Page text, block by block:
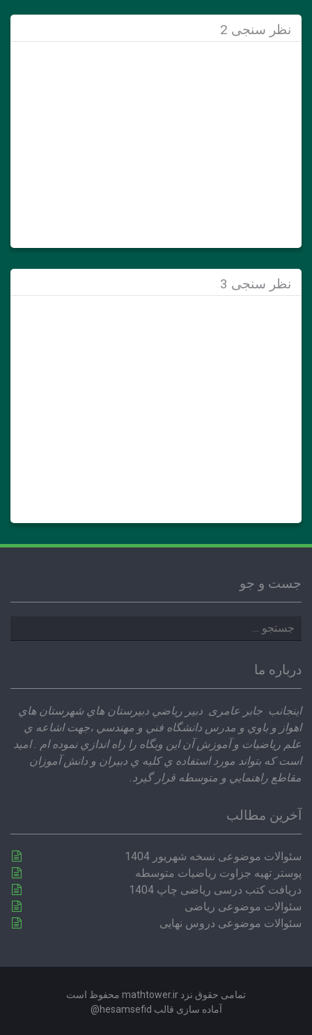
نظر سنجی 2
نظر سنجی 3
جست و جو
جستجو
برای:
درباره ما
اينجانب جابر عامری دبير رياضي دبيرستان هاي شهرستان هاي
اهواز و باوي و مدرس دانشگاه فني و مهندسي ،‌جهت اشاعه ي
علم رياضيات و آموزش آن اين وبگاه را راه اندازي نموده ام . اميد
است كه بتواند مورد استفاده ي كليه ي دبيران و دانش آموزان
مقاطع راهنمايي و متوسطه قرار گيرد.
آخرین مطالب
سئوالات موضوعی نسخه شهریور 1404
پوستر تهیه جزاوت ریاضیات متوسطه
دریافت کتب درسی ریاضی چاپ 1404
سئوالات موضوعی ریاضی
سئوالات موضوعی دروس نهایی
تمامی حقوق نزد mathtower.ir محفوظ است
آماده سازی قالب hesamsefid@